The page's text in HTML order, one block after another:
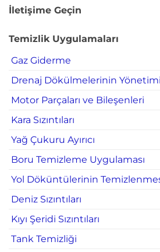
İletişime Geçin
Temizlik Uygulamaları
Gaz Giderme
Drenaj Dökülmelerinin Yönetimi
Motor Parçaları ve Bileşenleri
Kara Sızıntıları
Yağ Çukuru Ayırıcı
Boru Temizleme Uygulaması
Yol Döküntülerinin
Deniz Sızıntıları
Kıyı Şeridi Sızıntıları
Tank Temizliği